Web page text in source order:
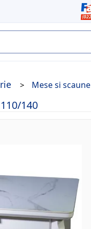
Mese si scaune
140